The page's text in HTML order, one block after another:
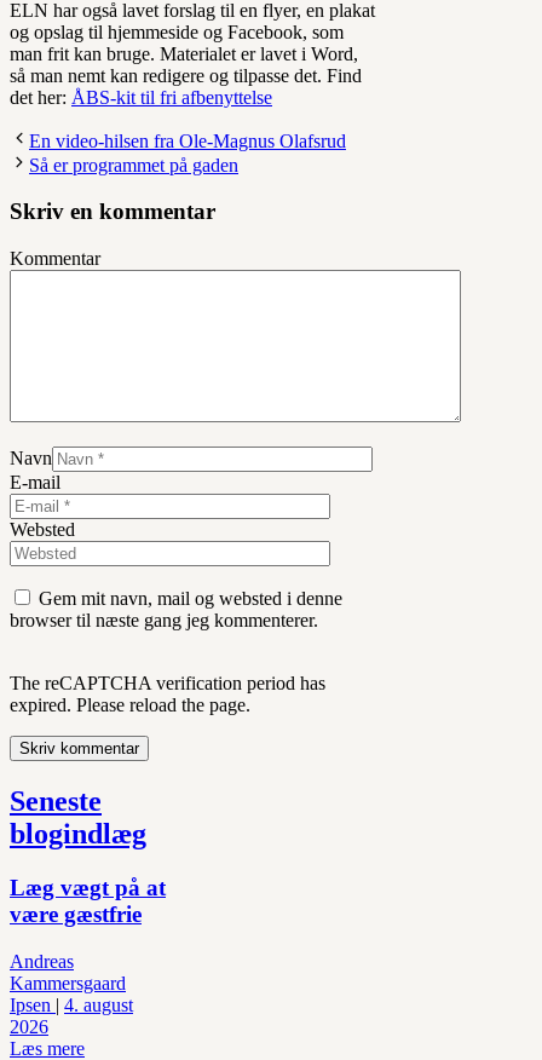
ELN har også lavet forslag til en flyer, en plakat
og opslag til hjemmeside og Facebook, som
man frit kan bruge. Materialet er lavet i Word,
så man nemt kan redigere og tilpasse det. Find
det her: ÅBS-kit til fri afbenyttelse
En video-hilsen fra Ole-Magnus Olafsrud
Så er programmet på gaden
Skriv en kommentar
Kommentar
Navn
E-mail
Websted
Gem mit navn, mail og websted i denne
browser til næste gang jeg kommenterer.
The reCAPTCHA verification period has
expired. Please reload the page.
Seneste
blogindlæg
Læg vægt på at
være gæstfrie
Andreas
Kammersgaard
Ipsen | 4. august
2026
Læs mere